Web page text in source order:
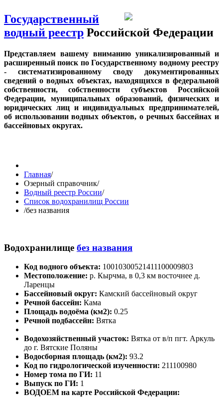
Государственный
водный реестр Российской Федерации
Представляем вашему вниманию уникализированный и
расширенный поиск по Государственному водному реестру
- систематизированному своду документированных
сведений о водных объектах, находящихся в федеральной
собственности, собственности субъектов Российской
Федерации, муниципальных образований, физических и
юридических лиц и индивидуальных предпринимателей,
об использовании водных объектов, о речных бассейнах и
бассейновых округах.
Главная/
Озерный справочник/
Водный реестр России/
Список водохранилищ России
/без названия
Водохранилище без названия
Код водного объекта: 10010300521411100009803
Местоположение: р. Кырчма, в 0,3 км восточнее д.
Ларенцы
Бассейновый округ: Камский бассейновый округ
Речной бассейн: Кама
Площадь водоёма (км2): 0.25
Речной подбассейн: Вятка
Водохозяйственный участок: Вятка от в/п пгт. Аркуль
до г. Вятские Поляны
Водосборная площадь (км2): 93.2
Код по гидрологической изученности: 211100980
Номер тома по ГИ: 11
Выпуск по ГИ: 1
ВОДОЕМ на карте Российской Федерации: